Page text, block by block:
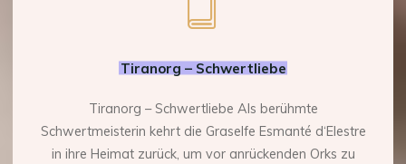
Tiranorg – Schwertliebe
Tiranorg – Schwertliebe Als berühmte
Schwertmeisterin kehrt die Graselfe Esmanté d‘Elestre
in ihre Heimat zurück, um vor anrückenden Orks zu